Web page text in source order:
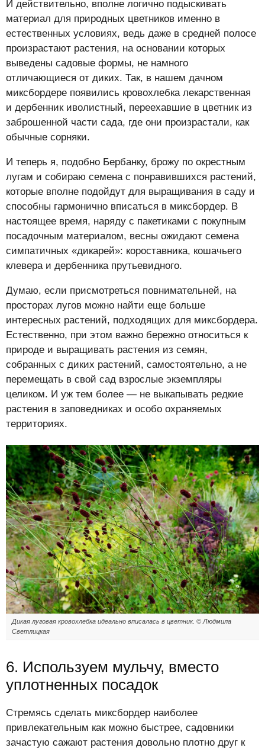
И действительно, вполне логично подыскивать
материал для природных цветников именно в
естественных условиях, ведь даже в средней полосе
произрастают растения, на основании которых
выведены садовые формы, не намного
отличающиеся от диких. Так, в нашем дачном
миксбордере появились кровохлебка лекарственная
и дербенник иволистный, переехавшие в цветник из
заброшенной части сада, где они произрастали, как
обычные сорняки.
И теперь я, подобно Бербанку, брожу по окрестным
лугам и собираю семена с понравившихся растений,
которые вполне подойдут для выращивания в саду и
способны гармонично вписаться в миксбордер. В
настоящее время, наряду с пакетиками с покупным
посадочным материалом, весны ожидают семена
симпатичных «дикарей»: короставника, кошачьего
клевера и дербенника прутьевидного.
Думаю, если присмотреться повнимательней, на
просторах лугов можно найти еще больше
интересных растений, подходящих для миксбордера.
Естественно, при этом важно бережно относиться к
природе и выращивать растения из семян,
собранных с диких растений, самостоятельно, а не
перемещать в свой сад взрослые экземпляры
целиком. И уж тем более — не выкапывать редкие
растения в заповедниках и особо охраняемых
территориях.
Дикая луговая кровохлебка идеально вписалась в цветник. © Людмила
Светлицкая
6. Используем мульчу, вместо
уплотненных посадок
Стремясь сделать миксбордер наиболее
привлекательным как можно быстрее, садовники
зачастую сажают растения довольно плотно друг к